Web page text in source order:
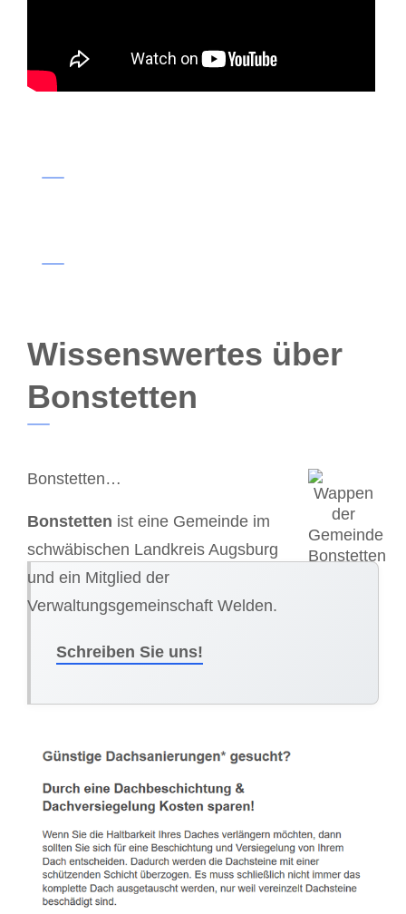
Wissenswertes über
Bonstetten
Bonstetten…
Bonstetten ist eine Gemeinde im
schwäbischen Landkreis Augsburg
und ein Mitglied der
Verwaltungsgemeinschaft Welden.
Schreiben Sie uns!